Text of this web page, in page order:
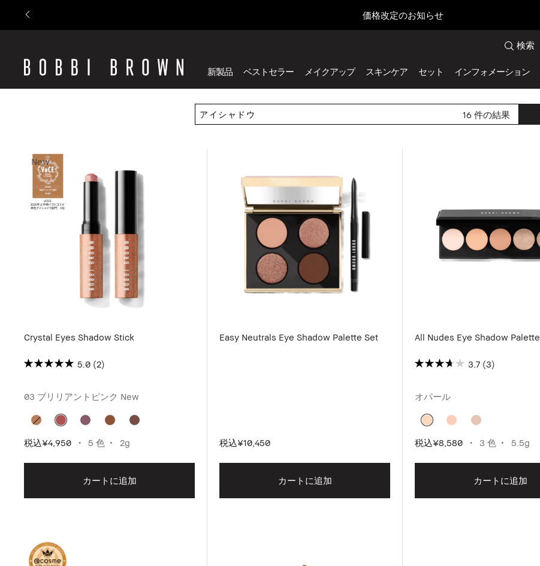
価格改定のお知らせ
新製品 ベストセラー メイクアップ スキンケア セット インフォメーション
検索
16 件の結果
New
Crystal Eyes Shadow Stick
5.0 (2)
03 ブリリアントピンク New
税込¥4,950 5 色 2g
カートに追加
Easy Neutrals Eye Shadow Palette Set
税込¥10,450
カートに追加
All Nudes Eye Shadow Palette
3.7 (3)
オパール
税込¥8,580 3 色 5.5g
カートに追加